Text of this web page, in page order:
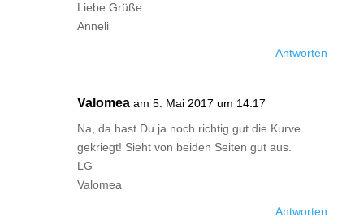
Liebe Grüße
Anneli
Antworten
Valomea am 5. Mai 2017 um 14:17
Na, da hast Du ja noch richtig gut die Kurve
gekriegt! Sieht von beiden Seiten gut aus.
LG
Valomea
Antworten